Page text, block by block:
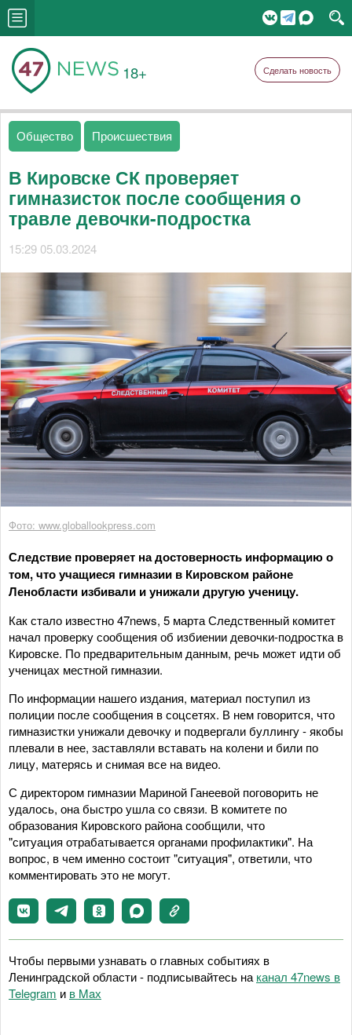
18+ Сделать новость
Общество Происшествия
В Кировске СК проверяет
гимназисток после сообщения о
травле девочки-подростка
15:29 05.03.2024
Фото: www.globallookpress.com
Следствие проверяет на достоверность информацию о
том, что учащиеся гимназии в Кировском районе
Ленобласти избивали и унижали другую ученицу.
Как стало известно 47news, 5 марта Следственный комитет
начал проверку сообщения об избиении девочки-подростка в
Кировске. По предварительным данным, речь может идти об
ученицах местной гимназии.
По информации нашего издания, материал поступил из
полиции после сообщения в соцсетях. В нем говорится, что
гимназистки унижали девочку и подвергали буллингу - якобы
плевали в нее, заставляли вставать на колени и били по
лицу, матерясь и снимая все на видео.
С директором гимназии Мариной Ганеевой поговорить не
удалось, она быстро ушла со связи. В комитете по
образования Кировского района сообщили, что
"ситуация отрабатывается органами профилактики". На
вопрос, в чем именно состоит "ситуация", ответили, что
комментировать это не могут.
Чтобы первыми узнавать о главных событиях в
Ленинградской области - подписывайтесь на канал 47news в
Telegram и в Maх